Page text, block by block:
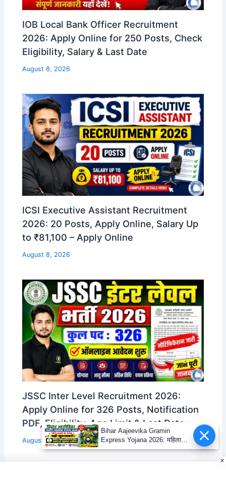
IOB Local Bank Officer Recruitment
2026: Apply Online for 250 Posts, Check
Eligibility, Salary & Last Date
August 8, 2026
ICSI Executive Assistant Recruitment
2026: 20 Posts, Apply Online, Salary Up
to ₹81,100 – Apply Online
August 8, 2026
JSSC Inter Level Recruitment 2026:
Apply Online for 326 Posts, Notification
PDF, Eligibility, Age Limit & Last Date
August 8, 2026
Bihar Aajeevika Gramin
Express Yojana 2026: महिलाओं
को मिलेगा ब्याज मुक्त लोन